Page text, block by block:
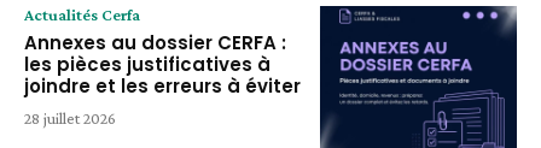
Actualités Cerfa
Annexes au dossier CERFA :
les pièces justificatives à
joindre et les erreurs à éviter
28 juillet 2026